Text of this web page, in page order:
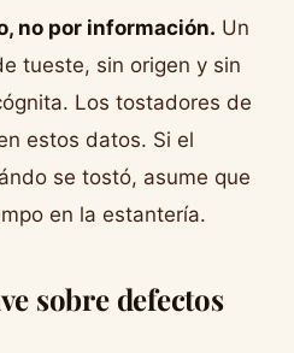
no por información. Un
tueste, sin origen y sin
Los tostadores de
estos datos. Si el
se tostó, asume que
en la estantería.
sobre defectos